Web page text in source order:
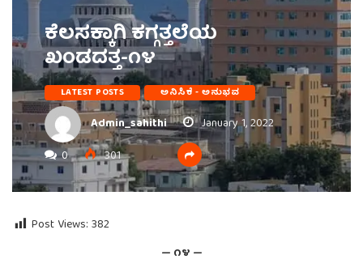
ಕೆಲಸಕ್ಕಾಗಿ ಕಗ್ಗತ್ತಲೆಯ
ಖಂಡದತ್ತ-೧೪
LATEST POSTS ಅನಿಸಿಕೆ - ಅನುಭವ
Admin_sahithi
January 1, 2022
0
301
Post Views: 382
— ೧೪ —